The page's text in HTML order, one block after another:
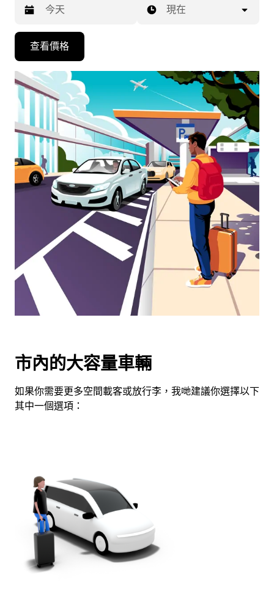
下
向
下
箭
鍵，
即
可
用
擇
日
期。
鈕
可
關
現在
查看價格
市內的大容量車輛
如果你需要更多空間載客或放行李，我哋建議你選擇以下
其中一個選項：